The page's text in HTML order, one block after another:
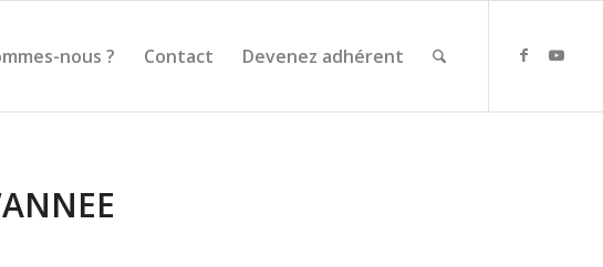
nous ? Contact Devenez adhérent